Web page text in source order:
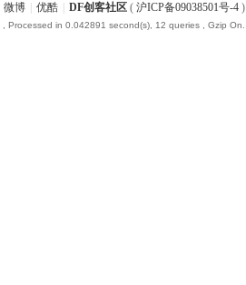
微博 优酷 DF创客社区 ( 沪ICP备09038501号-4 )
, Processed in 0.042891 second(s), 12 queries , Gzip On.